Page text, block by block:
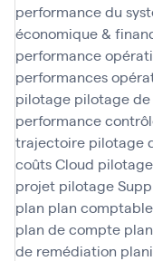
performance du
économique &
performance
performances
pilotage pilotage
performance
trajectoire pilotage
coûts Cloud
projet pilotage
plan plan comptable
plan de compte
de remédiation